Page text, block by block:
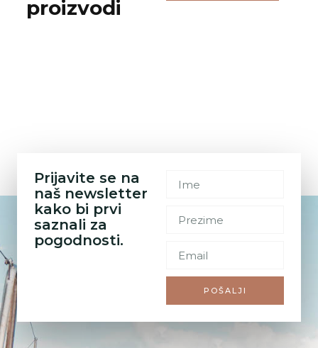
proizvodi
Prijavite se na
naš newsletter
kako bi prvi
saznali za
pogodnosti.
POŠALJI